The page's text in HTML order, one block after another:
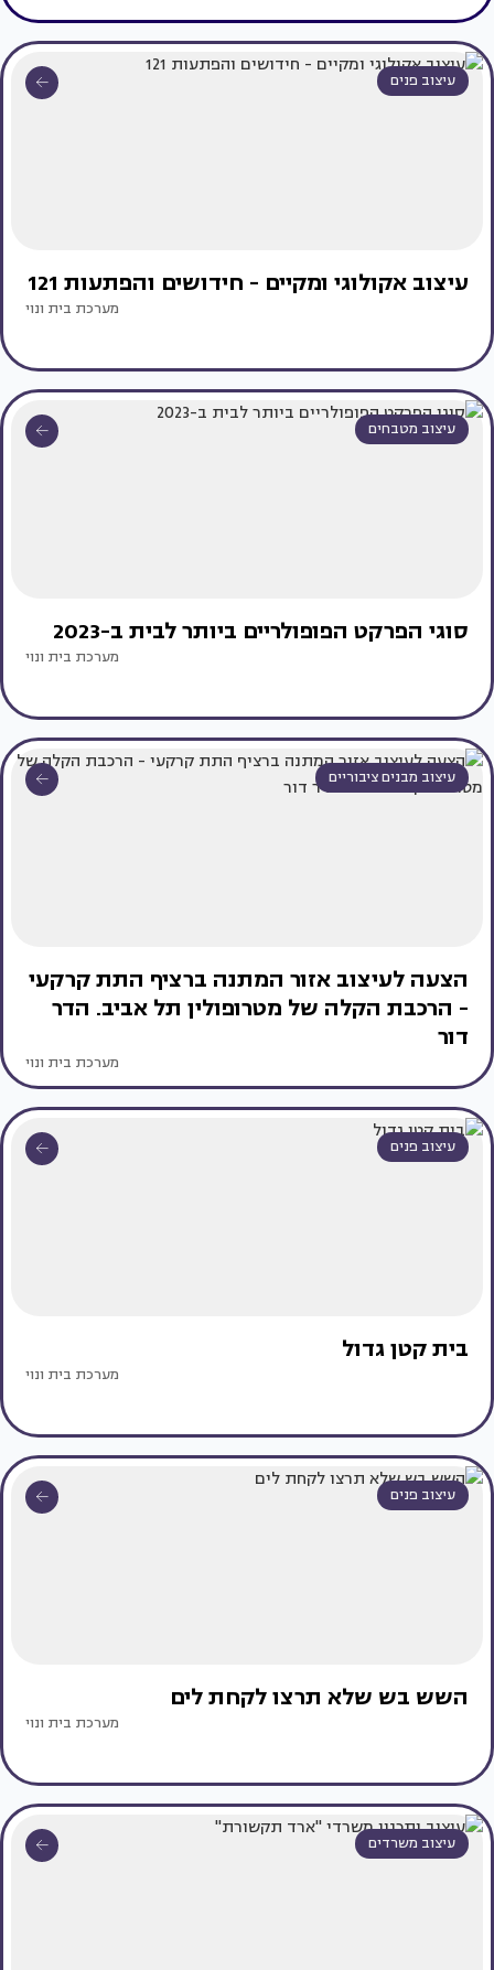
עיצוב פנים
עיצוב אקולוגי ומקיים - חידושים והפתעות 121
מערכת בית ונוי
עיצוב מטבחים
סוגי הפרקט הפופולריים ביותר לבית ב-2023
מערכת בית ונוי
עיצוב מבנים ציבוריים
הצעה לעיצוב אזור המתנה ברציף התת קרקעי
- הרכבת הקלה של מטרופולין תל אביב. הדר
דור
מערכת בית ונוי
עיצוב פנים
בית קטן גדול
מערכת בית ונוי
עיצוב פנים
השש בש שלא תרצו לקחת לים
מערכת בית ונוי
עיצוב משרדים